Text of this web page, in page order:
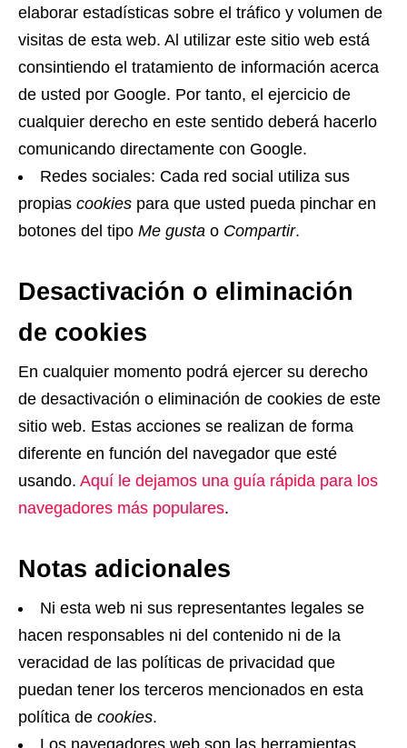
elaborar estadísticas sobre el tráfico y volumen de
visitas de esta web. Al utilizar este sitio web está
consintiendo el tratamiento de información acerca
de usted por Google. Por tanto, el ejercicio de
cualquier derecho en este sentido deberá hacerlo
comunicando directamente con Google.
Redes sociales: Cada red social utiliza sus
propias cookies para que usted pueda pinchar en
botones del tipo Me gusta o Compartir.
Desactivación o eliminación
de cookies
En cualquier momento podrá ejercer su derecho
de desactivación o eliminación de cookies de este
sitio web. Estas acciones se realizan de forma
diferente en función del navegador que esté
usando. Aquí le dejamos una guía rápida para los
navegadores más populares.
Notas adicionales
Ni esta web ni sus representantes legales se
hacen responsables ni del contenido ni de la
veracidad de las políticas de privacidad que
puedan tener los terceros mencionados en esta
política de cookies.
Los navegadores web son las herramientas